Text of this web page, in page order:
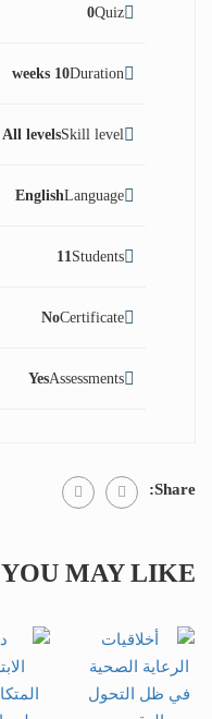
Quiz
0
Duration
10 weeks
Skill level
All levels
Language
English
Students
11
Certificate
No
Assessments
Yes
Share:
YOU MAY LIKE